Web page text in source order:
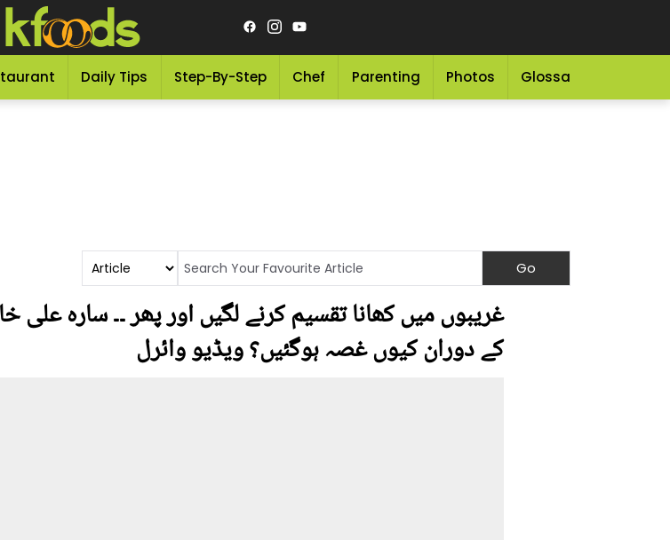
Daily Tips Step-By-Step Chef Parenting Photos Glossary
غریبوں میں کھانا تقسیم کرنے لگیں اور پھر ۔۔ سارہ
کے دوران کیوں غصہ ہوگئیں؟ ویڈیو وائرل